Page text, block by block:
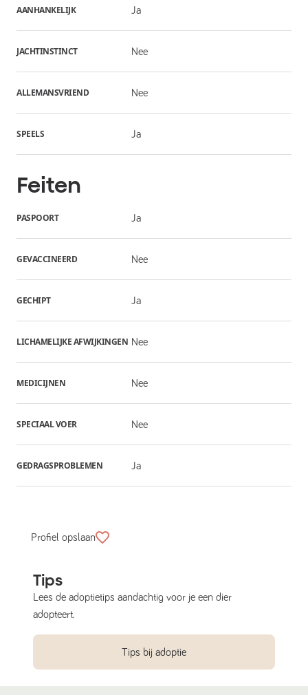
AANHANKELIJK Ja
JACHTINSTINCT Nee
ALLEMANSVRIEND Nee
SPEELS Ja
Feiten
PASPOORT Ja
GEVACCINEERD Nee
GECHIPT Ja
LICHAMELIJKE AFWIJKINGEN Nee
MEDICIJNEN Nee
SPECIAAL VOER Nee
GEDRAGSPROBLEMEN Ja
Profiel opslaan
Tips
Lees de adoptietips aandachtig voor je een dier
adopteert.
Tips bij adoptie